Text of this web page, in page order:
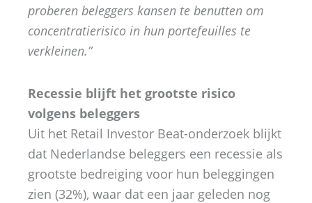
proberen beleggers kansen te benutten om
concentratierisico in hun portefeuilles te
verkleinen.”
Recessie blijft het grootste risico
volgens beleggers
Uit het Retail Investor Beat-onderzoek blijkt
dat Nederlandse beleggers een recessie als
grootste bedreiging voor hun beleggingen
zien (32%), waar dat een jaar geleden nog